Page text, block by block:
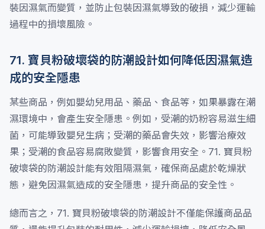
裝因濕氣而變質，並防止包裝因濕氣導致的破損，減少運輸
過程中的損壞風險。
71. 寶貝粉破壞袋的防潮設計如何降低因濕氣造
成的安全隱患
某些商品，例如嬰幼兒用品、藥品、食品等，如果暴露在潮
濕環境中，會產生安全隱患。例如，受潮的奶粉容易滋生細
菌，可能導致嬰兒生病；受潮的藥品會失效，影響治療效
果；受潮的食品容易腐敗變質，影響食用安全。71. 寶貝粉
破壞袋的防潮設計能有效阻隔濕氣，確保商品處於乾燥狀
態，避免因濕氣造成的安全隱患，提升商品的安全性。
總而言之，71. 寶貝粉破壞袋的防潮設計不僅能保護商品品